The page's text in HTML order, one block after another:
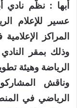
أبها : نظّم نادي
عسير للإعلام
المراكز
وذلك بمقر
الرياضة وهيئة
وناقش
الرياضي في